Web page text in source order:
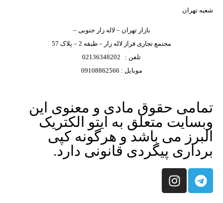
شعبه تهران
بازار تهران – لاله زار جنوبی –
مجتمع تجاری فراز لاله زار – طبقه 2 – پلاک 57
تلفن : 02136348202
موبایل : 09108862566
تمامی حقوق مادی و معنوی این
وبسایت متعلق به ایتو الکتریک
البرز می باشد و هرگونه کپی
برداری پیگردی قانونی دارد.